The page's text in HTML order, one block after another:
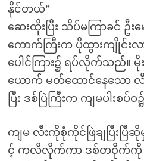
နိုင်တယ်”
ဆေးထိုးပြီး သိပ်မကြာခင် ဦ
ကောက်ကြီးက ပိုထွားကျိုင်း
ပေါင်ကြား၌ ရပ်လိုက်သည်။
ယောက် မတ်ထောင်နေသော လီ
ပြီး ဒစ်ပြဲကြီးက ကျမပါး
ကျမ လီးကိုစုံကိုင်ဖြဲချပြီးပြီဆို
င့် ကလိလိုက်ကာ ဒစ်တဝိုက်ကို